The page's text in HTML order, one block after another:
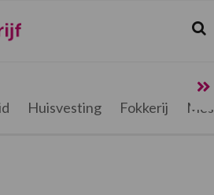
Huisvesting Fokkerij